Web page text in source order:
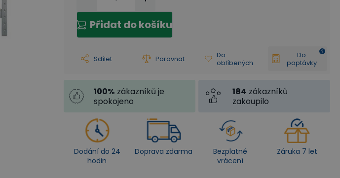
Přidat do košíku
Sdílet Porovnat
Do
oblíbených
Do
poptávky
100% zákazníků je
spokojeno
184 zákazníků
zakoupilo
Dodání do 24
hodin
Doprava zdarma
Bezplatné
vrácení
Záruka 7 let